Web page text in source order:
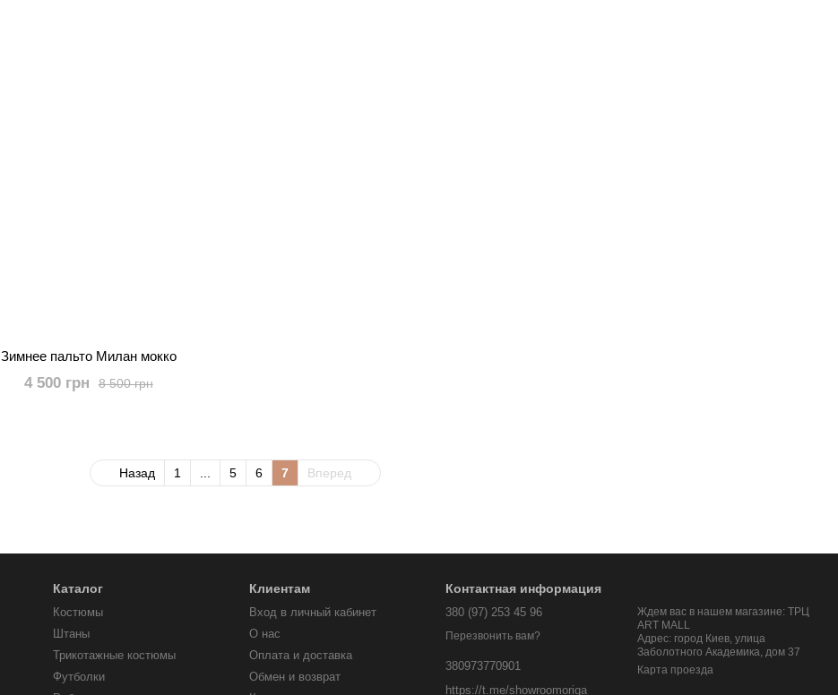
Зимнее пальто Милан мокко
8 500 грн
4 500 грн
Назад 1 5 6 7 Вперед
Каталог
Костюмы
Штаны
Трикотажные костюмы
Футболки
Клиентам
Вход в личный кабинет
О нас
Оплата и доставка
Обмен и возврат
Контактная информация
380 (97) 253 45 96
Перезвонить вам?
380973770901
https://t.me/showroomoriga
Ждем вас в нашем магазине: ТРЦ
ART MALL
Адрес: город Киев, улица
Заболотного Академика, дом 37
Карта проезда